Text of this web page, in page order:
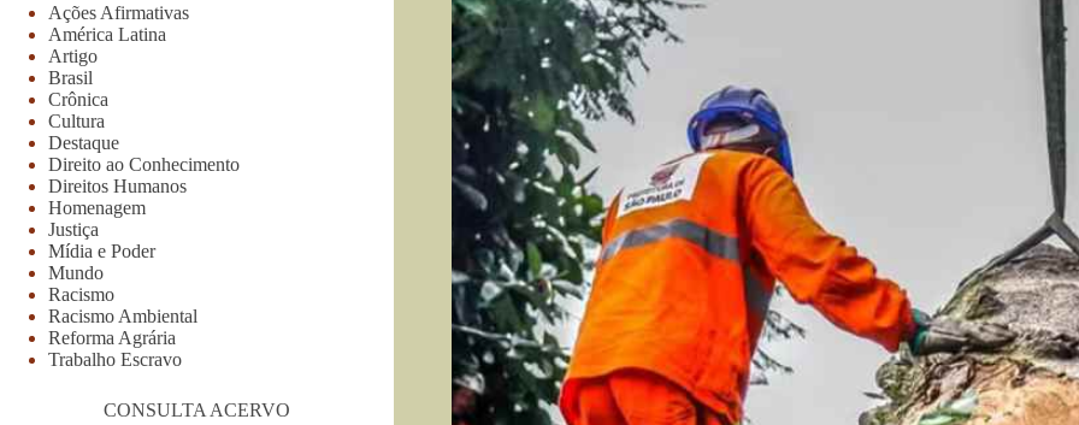
Ações Afirmativas
América Latina
Artigo
Brasil
Crônica
Cultura
Destaque
Direito ao Conhecimento
Direitos Humanos
Homenagem
Justiça
Mídia e Poder
Mundo
Racismo
Racismo Ambiental
Reforma Agrária
Trabalho Escravo
CONSULTA ACERVO